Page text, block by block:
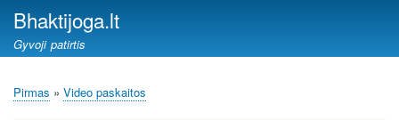
Bhaktijoga.lt
Gyvoji patirtis
Kelias
Pirmas Video paskaitos